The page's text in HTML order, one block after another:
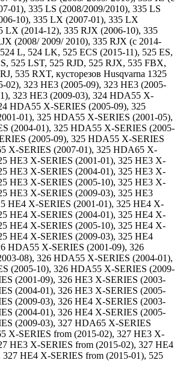
01), 335 LS (2008/2009/2010), 335 LS
10), 335 LX (2007-01), 335 LX
LX (2014-12), 335 RJX (2006-10), 335
(2008/ 2009/ 2010), 335 RJX (c 2014-
L, 524 LK, 525 ECS (2015-11), 525 ES,
525 LST, 525 RJD, 525 RJX, 535 FBX,
535 RXT, кусторезов Husqvarna 1325
02), 323 HE3 (2005-09), 323 HE3 (2005-
323 HE3 (2009-03), 324 HDA55 X-
HDA55 X-SERIES (2005-09), 325
01), 325 HDA55 X-SERIES (2001-05),
(2004-01), 325 HDA55 X-SERIES (2005-
(2005-09), 325 HDA55 X-SERIES
X-SERIES (2007-01), 325 HDA65 X-
HE3 X-SERIES (2001-01), 325 HE3 X-
HE3 X-SERIES (2004-01), 325 HE3 X-
HE3 X-SERIES (2005-10), 325 HE3 X-
HE3 X-SERIES (2009-03), 325 HE3
HE4 X-SERIES (2001-01), 325 HE4 X-
HE4 X-SERIES (2004-01), 325 HE4 X-
HE4 X-SERIES (2005-10), 325 HE4 X-
HE4 X-SERIES (2009-03), 325 HE4
HDA55 X-SERIES (2001-09), 326
08), 326 HDA55 X-SERIES (2004-01),
(2005-10), 326 HDA55 X-SERIES (2009-
(2001-09), 326 HE3 X-SERIES (2003-
(2004-01), 326 HE3 X-SERIES (2005-
(2009-03), 326 HE4 X-SERIES (2003-
(2004-01), 326 HE4 X-SERIES (2005-
(2009-03), 327 HDA65 X-SERIES
X-SERIES from (2015-02), 327 HE3 X-
HE3 X-SERIES from (2015-02), 327 HE4
HE4 X-SERIES from (2015-01), 525